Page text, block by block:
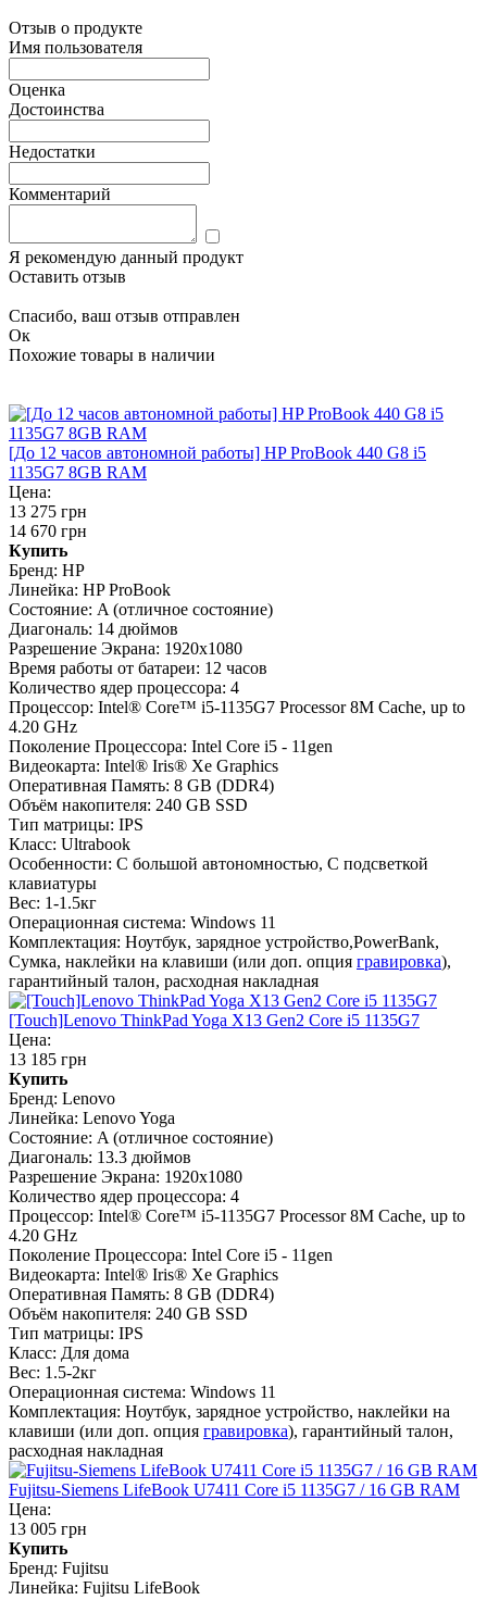
Отзыв о продукте
Имя пользователя
Оценка
Достоинства
Недостатки
Комментарий
Я рекомендую данный продукт
Оставить отзыв
Спасибо, ваш отзыв отправлен
Ок
Похожие товары в наличии
[До 12 часов автономной работы] HP ProBook 440 G8 i5
1135G7 8GB RAM
Цена:
13 275 грн
14 670 грн
Купить
Бренд: HP
Линейка: HP ProBook
Состояние: A (отличное состояние)
Диагональ: 14 дюймов
Разрешение Экрана: 1920x1080
Время работы от батареи: 12 часов
Количество ядер процессора: 4
Процессор: Intel® Core™ i5-1135G7 Processor 8M Cache, up to
4.20 GHz
Поколение Процессора: Intel Core i5 - 11gen
Видеокарта: Intel® Iris® Xe Graphics
Оперативная Память: 8 GB (DDR4)
Объём накопителя: 240 GB SSD
Тип матрицы: IPS
Класс: Ultrabook
Особенности: С большой автономностью, С подсветкой
клавиатуры
Вес: 1-1.5кг
Операционная система: Windows 11
Комплектация: Ноутбук, зарядное устройство,PowerBank,
Сумка, наклейки на клавиши (или доп. опция гравировка),
гарантийный талон, расходная накладная
[Touch]Lenovo ThinkPad Yoga X13 Gen2 Core i5 1135G7
Цена:
13 185 грн
Купить
Бренд: Lenovo
Линейка: Lenovo Yoga
Состояние: A (отличное состояние)
Диагональ: 13.3 дюймов
Разрешение Экрана: 1920x1080
Количество ядер процессора: 4
Процессор: Intel® Core™ i5-1135G7 Processor 8M Cache, up to
4.20 GHz
Поколение Процессора: Intel Core i5 - 11gen
Видеокарта: Intel® Iris® Xe Graphics
Оперативная Память: 8 GB (DDR4)
Объём накопителя: 240 GB SSD
Тип матрицы: IPS
Класс: Для дома
Вес: 1.5-2кг
Операционная система: Windows 11
Комплектация: Ноутбук, зарядное устройство, наклейки на
клавиши (или доп. опция гравировка), гарантийный талон,
расходная накладная
Fujitsu-Siemens LifeBook U7411 Core i5 1135G7 / 16 GB RAM
Цена:
13 005 грн
Купить
Бренд: Fujitsu
Линейка: Fujitsu LifeBook